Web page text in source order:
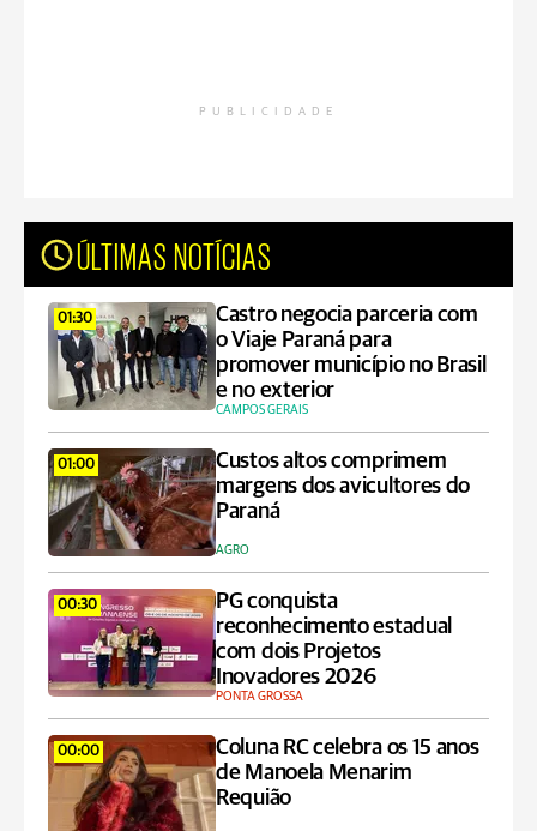
PUBLICIDADE
ÚLTIMAS NOTÍCIAS
01:30
Castro negocia parceria com
o Viaje Paraná para
promover município no Brasil
e no exterior
CAMPOS GERAIS
01:00
Custos altos comprimem
margens dos avicultores do
Paraná
AGRO
00:30
PG conquista
reconhecimento estadual
com dois Projetos
Inovadores 2026
PONTA GROSSA
00:00
Coluna RC celebra os 15 anos
de Manoela Menarim
Requião